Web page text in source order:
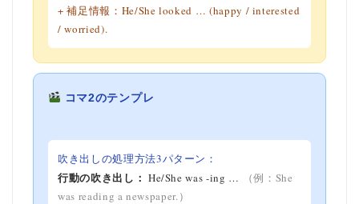
+ 補足情報： He/She looked … (happy / interested
/ worried).
コマ2のテンプレ
吹き出しの処理方法3パターン：
行動の吹き出し： He/She was -ing …
（例：She
was reading a newspaper.）